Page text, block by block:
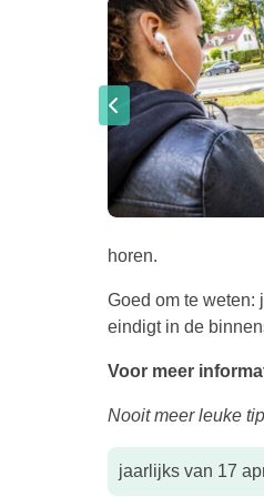
horen.
Goed om te weten:
eindigt in de
Voor meer
Nooit meer leuke
jaarlijks van 17